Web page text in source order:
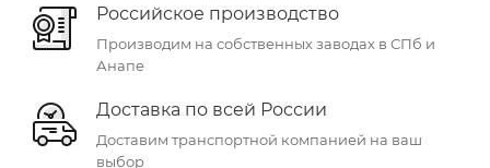
Российское производство
Производим на собственных заводах в СПб и
Анапе
Доставка по всей России
Доставим транспортной компанией на ваш
выбор